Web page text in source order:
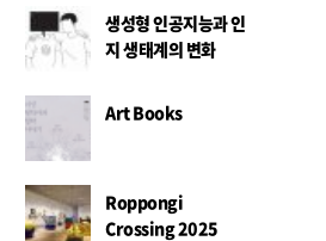
생성형 인공지능과 인
지 생태계의 변화
Art Books
Roppongi
Crossing 2025